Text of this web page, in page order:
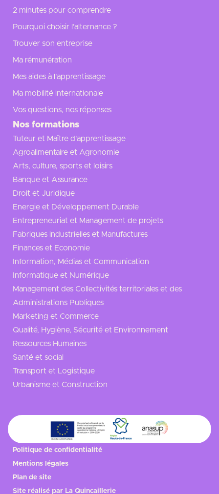
2 minutes pour comprendre
Pourquoi choisir l’alternance ?
Trouver son entreprise
Ma rémunération
Mes aides à l'apprentissage
Ma mobilité internationale
Vos questions, nos réponses
Nos formations
Tuteur et Maître d'apprentissage
Agroalimentaire et Agronomie
Arts, culture, sports et loisirs
Banque et Assurance
Droit et Juridique
Energie et Développement Durable
Entrepreneuriat et Management de projets
Fabriques industrielles et Manufactures
Finances et Economie
Information, Médias et Communication
Informatique et Numérique
Management des Collectivités territoriales et des
Administrations Publiques
Marketing et Commerce
Qualité, Hygiène, Sécurité et Environnement
Ressources Humaines
Santé et social
Transport et Logistique
Urbanisme et Construction
Politique de confidentialité
Mentions légales
Plan de site
Site réalisé par La Quincaillerie